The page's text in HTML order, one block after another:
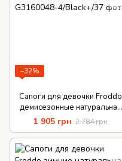
−32%
Сапоги для девочки Froddo
демисезонные натуральная
кожа молния
1 905 грн 2 784 грн